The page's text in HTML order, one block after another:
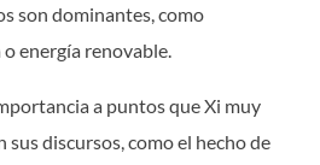
son dominantes, como
energía renovable.
a puntos que Xi muy
sus discursos, como el hecho de